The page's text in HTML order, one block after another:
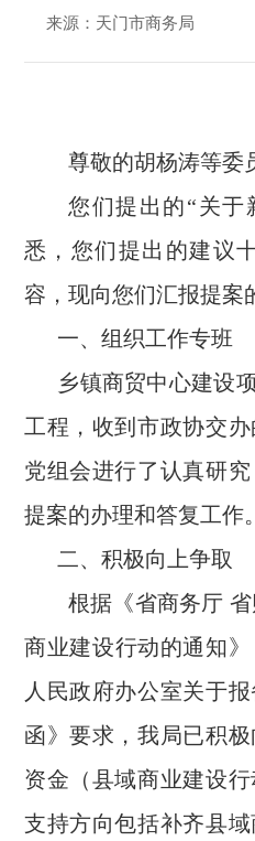
来源：天门市商务局
尊敬的胡杨涛等委
您们提出的“关于
悉，您们提出的建议
容，现向您们汇报提案
一、组织工作专班
乡镇商贸中心建设项
工程，收到市政协交
党组会进行了认真研
提案的办理和答复工作。
二、 积极向上争取
根据《省商务厅
商业建设行动的通知
人民政府办公室关于
函》要求，我局已积
资金（县域商业建设
支持方向包括补齐县